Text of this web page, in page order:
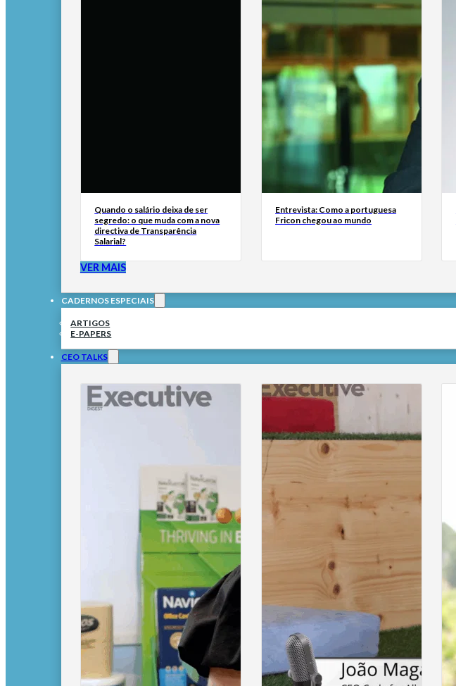
Quando o salário deixa de ser
segredo: o que muda com a nova
directiva de Transparência
Salarial?
Entrevista: Como a portuguesa
Fricon chegou ao mundo
VER MAIS
CADERNOS ESPECIAIS
ARTIGOS
E-PAPERS
CEO TALKS